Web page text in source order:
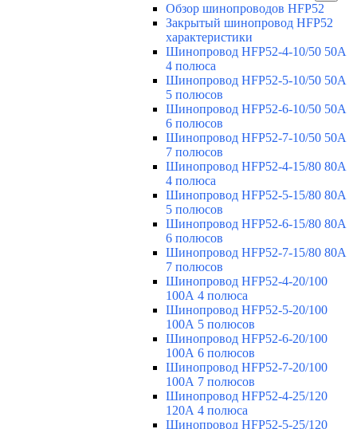
Обзор шинопроводов HFP52
Закрытый шинопровод HFP52
характеристики
Шинопровод HFP52-4-10/50 50A
4 полюса
Шинопровод HFP52-5-10/50 50А
5 полюсов
Шинопровод HFP52-6-10/50 50А
6 полюсов
Шинопровод HFP52-7-10/50 50А
7 полюсов
Шинопровод HFP52-4-15/80 80A
4 полюса
Шинопровод HFP52-5-15/80 80А
5 полюсов
Шинопровод HFP52-6-15/80 80А
6 полюсов
Шинопровод HFP52-7-15/80 80А
7 полюсов
Шинопровод HFP52-4-20/100
100А 4 полюса
Шинопровод HFP52-5-20/100
100А 5 полюсов
Шинопровод HFP52-6-20/100
100А 6 полюсов
Шинопровод HFP52-7-20/100
100А 7 полюсов
Шинопровод HFP52-4-25/120
120А 4 полюса
Шинопровод HFP52-5-25/120